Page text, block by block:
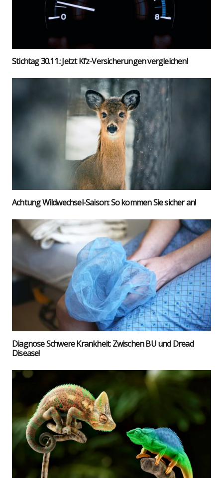
Stich­tag 30.11.: Jetzt Kfz-Ver­si­che­run­gen ver­glei­chen!
Ach­tung Wild­wech­sel-Sai­son: So kom­men Sie sicher an!
Dia­gno­se Schwe­re Krank­heit: Zwi­schen BU und Dread
Dise­a­se!